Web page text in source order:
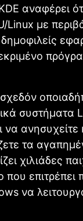
αναφέρει
Linux με
συστήματα
να
τα
χιλιάδες
επιτρέπει
να